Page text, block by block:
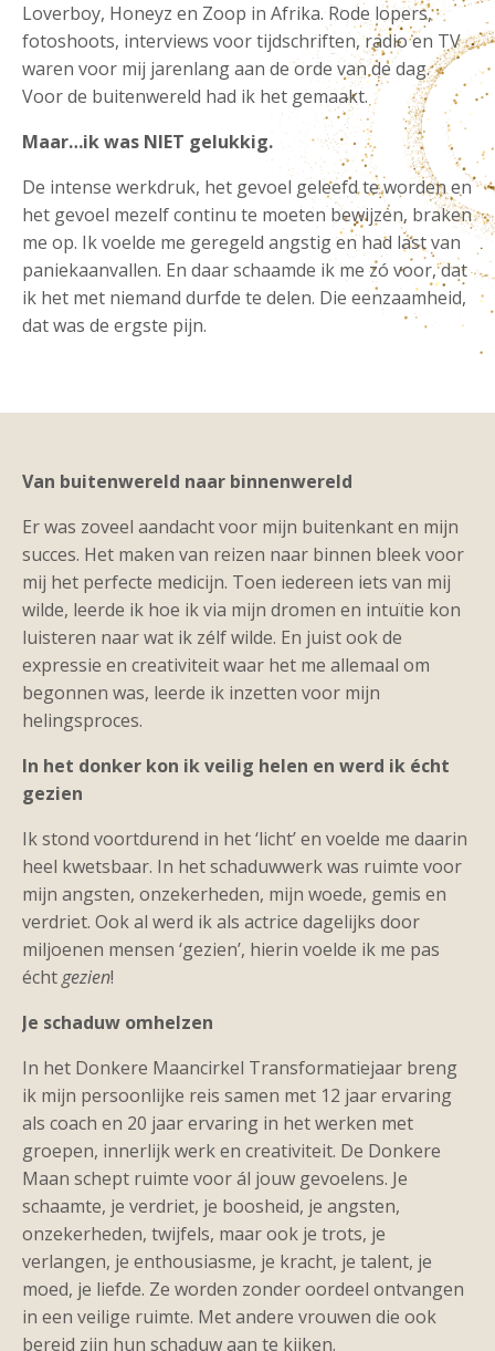
Loverboy, Honeyz en Zoop in Afrika. Rode lopers,
fotoshoots, interviews voor tijdschriften, radio en TV
waren voor mij jarenlang aan de orde van de dag.
Voor de buitenwereld had ik het gemaakt.
Maar…ik was NIET gelukkig.
De intense werkdruk, het gevoel geleefd te worden en
het gevoel mezelf continu te moeten bewijzen, braken
me op. Ik voelde me geregeld angstig en had last van
paniekaanvallen. En daar schaamde ik me zó voor, dat
ik het met niemand durfde te delen. Die eenzaamheid,
dat was de ergste pijn.
Van buitenwereld naar binnenwereld
Er was zoveel aandacht voor mijn buitenkant en mijn
succes. Het maken van reizen naar binnen bleek voor
mij het perfecte medicijn. Toen iedereen iets van mij
wilde, leerde ik hoe ik via mijn dromen en intuïtie kon
luisteren naar wat ik zélf wilde. En juist ook de
expressie en creativiteit waar het me allemaal om
begonnen was, leerde ik inzetten voor mijn
helingsproces.
In het donker kon ik veilig helen en werd ik écht
gezien
Ik stond voortdurend in het ‘licht’ en voelde me daarin
heel kwetsbaar. In het schaduwwerk was ruimte voor
mijn angsten, onzekerheden, mijn woede, gemis en
verdriet. Ook al werd ik als actrice dagelijks door
miljoenen mensen ‘gezien’, hierin voelde ik me pas
échtgezien!
Je schaduw omhelzen
In het Donkere Maancirkel Transformatiejaar breng
ik mijn persoonlijke reis samen met 12 jaar ervaring
als coach en 20 jaar ervaring in het werken met
groepen, innerlijk werk en creativiteit. De Donkere
Maan schept ruimte voor ál jouw gevoelens. Je
schaamte, je verdriet, je boosheid, je angsten,
onzekerheden, twijfels, maar ook je trots, je
verlangen, je enthousiasme, je kracht, je talent, je
moed, je liefde. Ze worden zonder oordeel ontvangen
in een veilige ruimte. Met andere vrouwen die ook
bereid zijn hun schaduw aan te kijken.